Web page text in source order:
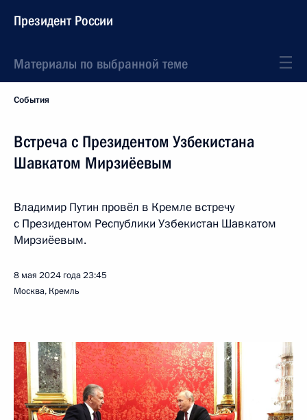
Президент России
Материалы по выбранной теме
События
Встреча с Президентом Узбекистана
Шавкатом Мирзиёевым
Владимир Путин провёл в Кремле встречу
с Президентом Республики Узбекистан Шавкатом
Мирзиёевым.
8 мая 2024 года23:45
Москва, Кремль